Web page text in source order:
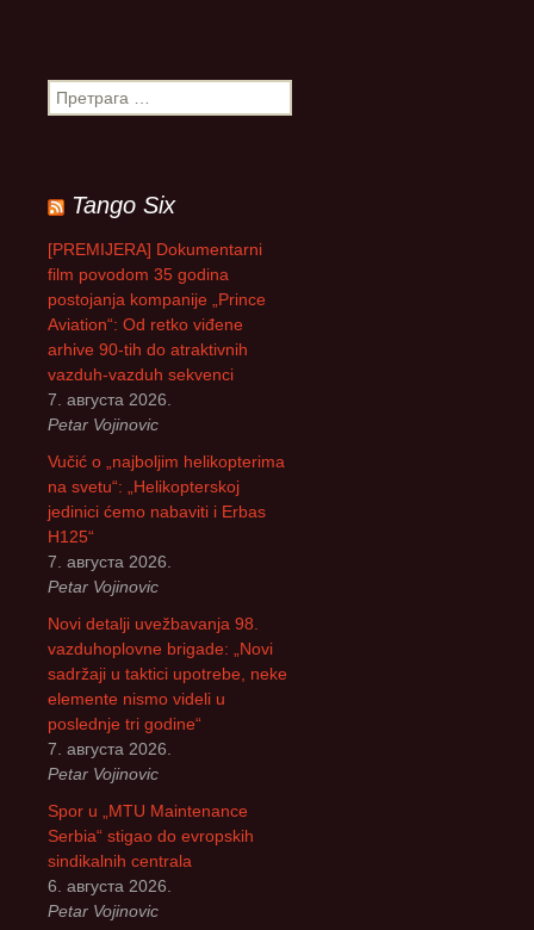
П
р
а
г
а
а
Tango Six
[PREMIJERA] Dokumentarni
film povodom 35 godina
postojanja kompanije „Prince
Aviation“: Od retko viđene
arhive 90-tih do atraktivnih
vazduh-vazduh sekvenci
7. августа 2026.
Petar Vojinovic
Vučić o „najboljim helikopterima
na svetu“: „Helikopterskoj
jedinici ćemo nabaviti i Erbas
H125“
7. августа 2026.
Petar Vojinovic
Novi detalji uvežbavanja 98.
vazduhoplovne brigade: „Novi
sadržaji u taktici upotrebe, neke
elemente nismo videli u
poslednje tri godine“
7. августа 2026.
Petar Vojinovic
Spor u „MTU Maintenance
Serbia“ stigao do evropskih
sindikalnih centrala
6. августа 2026.
Petar Vojinovic